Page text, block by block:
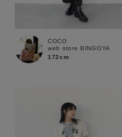
COCO
web store BINGOYA
172cm